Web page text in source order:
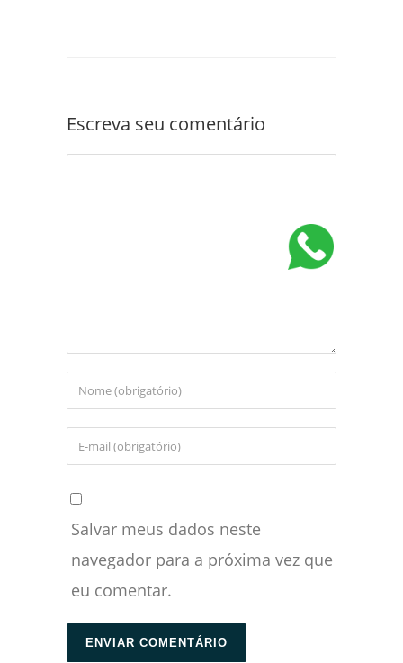
Escreva seu comentário
Salvar meus dados neste
navegador para a próxima vez que
eu comentar.